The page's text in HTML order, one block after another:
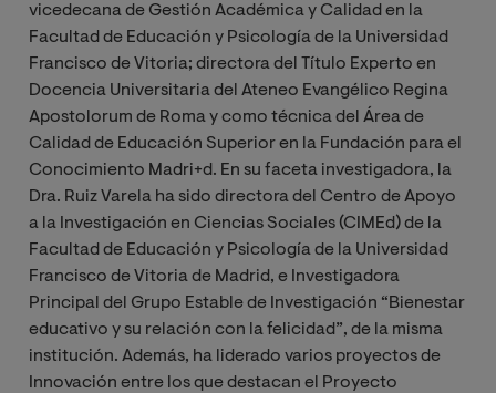
vicedecana de Gestión Académica y Calidad en la
Facultad de Educación y Psicología de la Universidad
Francisco de Vitoria; directora del Título Experto en
Docencia Universitaria del Ateneo Evangélico Regina
Apostolorum de Roma y como técnica del Área de
Calidad de Educación Superior en la Fundación para el
Conocimiento Madri+d. En su faceta investigadora, la
Dra. Ruiz Varela ha sido directora del Centro de Apoyo
a la Investigación en Ciencias Sociales (CIMEd) de la
Facultad de Educación y Psicología de la Universidad
Francisco de Vitoria de Madrid, e Investigadora
Principal del Grupo Estable de Investigación “Bienestar
educativo y su relación con la felicidad”, de la misma
institución. Además, ha liderado varios proyectos de
Innovación entre los que destacan el Proyecto